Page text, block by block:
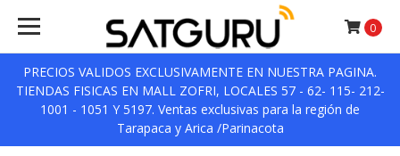
PRECIOS VALIDOS EXCLUSIVAMENTE EN NUESTRA PAGINA.
TIENDAS FISICAS EN MALL ZOFRI, LOCALES 57 - 62- 115- 212-
1001 - 1051 Y 5197. Ventas exclusivas para la región de
Tarapaca y Arica /Parinacota
0